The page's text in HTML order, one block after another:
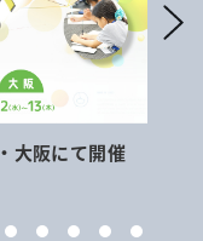
大阪にて開催